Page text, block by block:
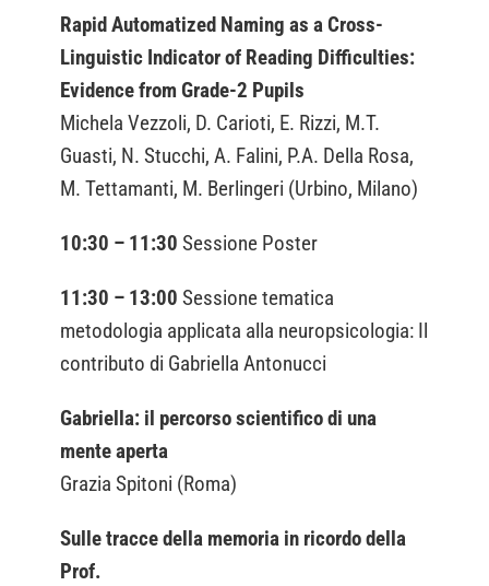
Rapid Automatized Naming as a Cross-
Linguistic Indicator of Reading Difficulties:
Evidence from Grade-2 Pupils
Michela Vezzoli, D. Carioti, E. Rizzi, M.T.
Guasti, N. Stucchi, A. Falini, P.A. Della Rosa,
M. Tettamanti, M. Berlingeri (Urbino, Milano)
10:30 – 11:30 Sessione Poster
11:30 – 13:00 Sessione tematica
metodologia applicata alla neuropsicologia: Il
contributo di Gabriella Antonucci
Gabriella: il percorso scientifico di una
mente aperta
Grazia Spitoni (Roma)
Sulle tracce della memoria in ricordo della
Prof.